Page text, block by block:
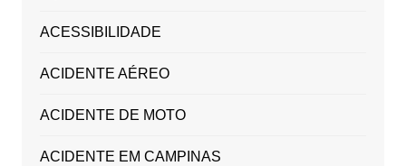
ACESSIBILIDADE
ACIDENTE AÉREO
ACIDENTE DE MOTO
ACIDENTE EM CAMPINAS